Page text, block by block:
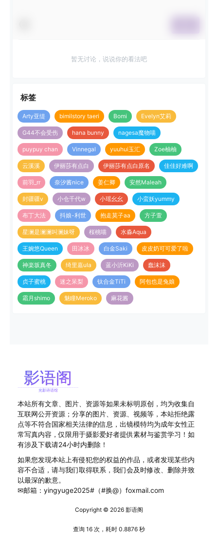
暂无讨论，说说你的看法吧
标签
Arty亚缇 bimilstory taeri Bomi Evelyn艾莉
G44不会受伤 hana bunny nagesa魔物喵
puypuy chan Vinnegal yuuhui玉汇 Zoe柚柚
云溪溪 伊丽莎有点白 伊丽莎有点白原名 佳佳好难啊
前羽_rr 奈汐酱nice 姜仁卿 安然Maleah
封疆疆v 小仓千代w 小瑶幺幺 小蛮妖yummy
布丁大法 抖娘-利世 抱走莫子aa 方子萱
星澜是澜澜叫澜妹呀 桜桃喵 水淼Aqua
王婉悠Queen 田冰冰 白金Saki 皮皮奶可可爱了啦
神楽坂真冬 绮里嘉ula 蓝小沂KiKi 蠢沫沫
贞子蜜桃 迷之呆梨 钛合金TiTi 阿包也是兔娘
霜月shimo 魅瞳Meroko 麻花酱
本站所有文章、图片、资源等如果未标明原创，均为收集自
互联网公开资源；分享的图片、资源、视频等，本站拒绝露
点等不符合国家相关法律的信息，出镜模特均为成年女性正
常写真内容，仅限用于摄影爱好者提供素材与鉴赏学习！如
有涉及下载请24小时内删除！
如果您发现本站上有侵犯您的权益的作品，或者发现某些内
容不合适，请与我们取得联系，我们会及时修改、删除并致
以最深的歉意。
✉邮箱：yingyuge2025#（#换@）foxmail.com
Copyright © 2026 影语阁
查询 16 次，耗时 0.8876 秒